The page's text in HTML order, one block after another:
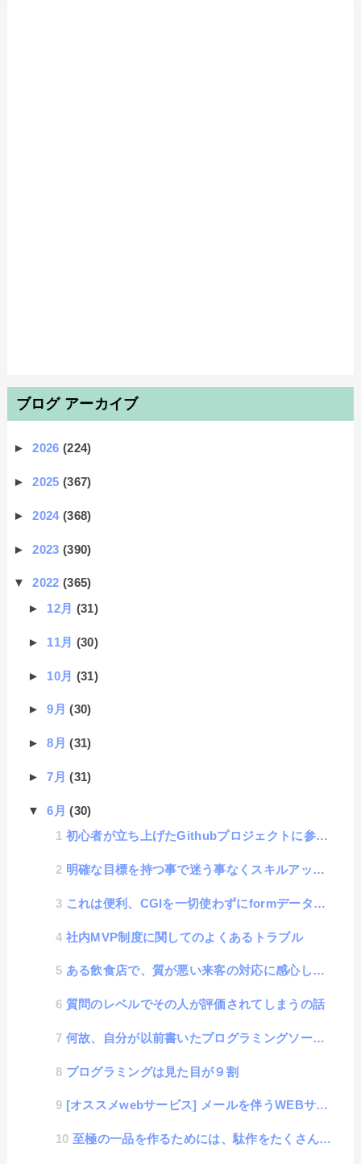
ブログ アーカイブ
►2026(224)
►2025(367)
►2024(368)
►2023(390)
▼2022(365)
► 12月 (31)
► 11月 (30)
► 10月 (31)
►9月(30)
►8月(31)
►7月(31)
▼6月(30)
初心者が立ち上げたGithubプロジェクトに参加した話
明確な目標を持つ事で迷う事なくスキルアップできるという話
これは便利、CGIを一切使わずにformデータが収集できる、Google form活用方法
社内MVP制度に関してのよくあるトラブル
ある飲食店で、質が悪い来客の対応に感心した話
質問のレベルでその人が評価されてしまうの話
何故、自分が以前書いたプログラミングソースが稚拙に見えてしまうのか？
プログラミングは見た目が９割
[オススメwebサービス] メールを伴うWEBサービスやアプリを開発するときはMailtrapが便利
至極の一品を作るためには、駄作をたくさん作る必要がある話